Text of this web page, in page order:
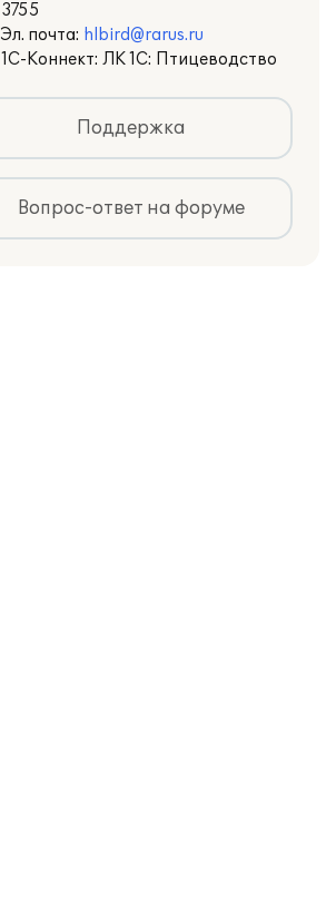
3755
Эл. почта: hlbird@rarus.ru
1С-Коннект: ЛК 1С: Птицеводство
Поддержка
Вопрос-ответ на форуме